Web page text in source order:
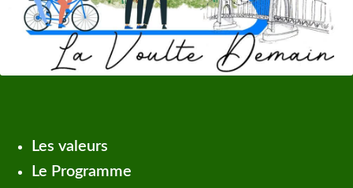
Les valeurs
Le Programme